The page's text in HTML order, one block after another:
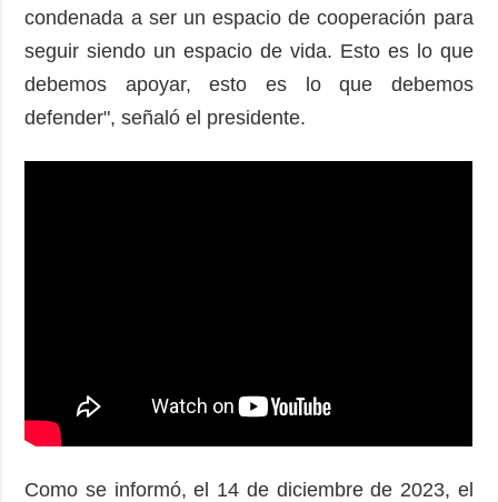
condenada a ser un espacio de cooperación para
seguir siendo un espacio de vida. Esto es lo que
debemos apoyar, esto es lo que debemos
defender", señaló el presidente.
Como se informó, el 14 de diciembre de 2023, el